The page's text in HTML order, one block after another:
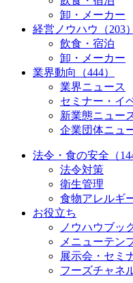
卸・メーカー
経営ノウハウ（203）
飲食・宿泊
卸・メーカー
業界動向（444）
業界ニュース
セミナー・イ
新業態ニュー
企業団体ニュ
法令・食の安全（
法令対策
衛生管理
食物アレルギ
お役立ち
ノウハウブッ
メニューテン
展示会・セミ
フーズチャネ